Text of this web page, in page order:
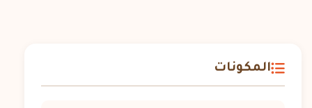
المكونات